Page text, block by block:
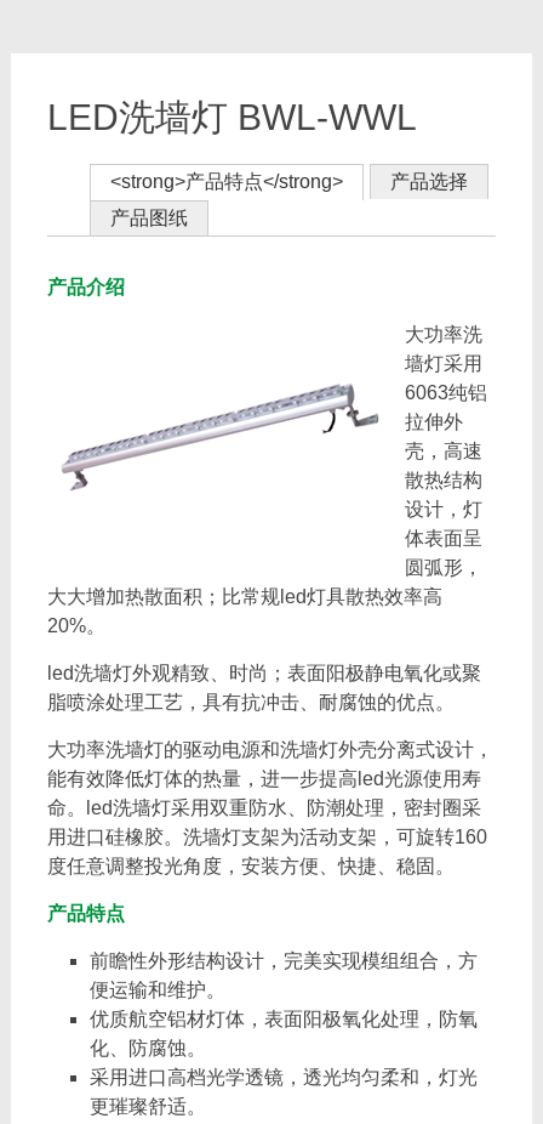
LED洗墙灯 BWL-WWL
<strong>产品特点</strong>
产品选择
产品图纸
产品介绍
大功率洗
墙灯采用
6063纯铝
拉伸外
壳，高速
散热结构
设计，灯
体表面呈
圆弧形，
大大增加热散面积；比常规led灯具散热效率高
20%。
led洗墙灯外观精致、时尚；表面阳极静电氧化或聚
脂喷涂处理工艺，具有抗冲击、耐腐蚀的优点。
大功率洗墙灯的驱动电源和洗墙灯外壳分离式设计，
能有效降低灯体的热量，进一步提高led光源使用寿
命。led洗墙灯采用双重防水、防潮处理，密封圈采
用进口硅橡胶。洗墙灯支架为活动支架，可旋转160
度任意调整投光角度，安装方便、快捷、稳固。
产品特点
前瞻性外形结构设计，完美实现模组组合，方
便运输和维护。
优质航空铝材灯体，表面阳极氧化处理，防氧
化、防腐蚀。
采用进口高档光学透镜，透光均匀柔和，灯光
更璀璨舒适。